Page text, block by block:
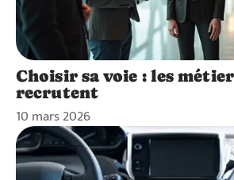
Choisir sa voie : les
recrutent
10 mars 2026